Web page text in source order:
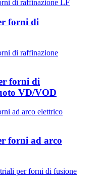
forni di
forni di
VD/VOD
forni ad arco